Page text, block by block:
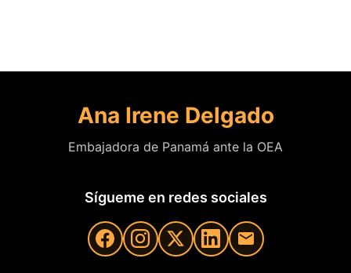
Ana Irene Delgado
Embajadora de Panamá ante la OEA
Sígueme en redes sociales